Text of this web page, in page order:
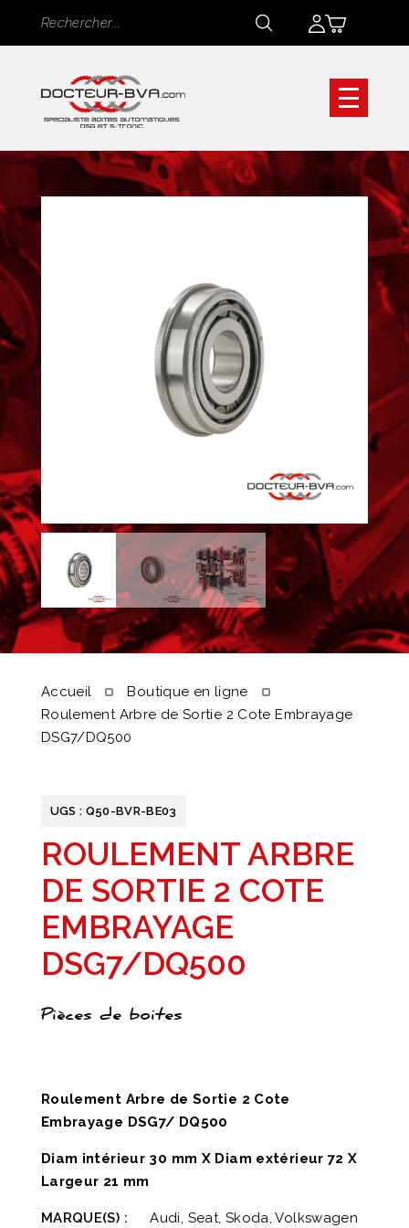
Rechercher
Rechercher
Accueil
Boutique en ligne
Roulement Arbre de Sortie 2 Cote Embrayage
DSG7/DQ500
UGS : Q50-BVR-BE03
ROULEMENT ARBRE
DE SORTIE 2 COTE
EMBRAYAGE
DSG7/DQ500
Pièces de boites
Roulement Arbre de Sortie 2 Cote
Embrayage DSG7/ DQ500
Diam intérieur 30 mm X Diam extérieur 72 X
Largeur 21 mm
MARQUE(S) :
Audi, Seat, Skoda, Volkswagen